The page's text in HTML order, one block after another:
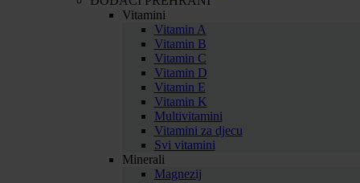
Vitamini
Vitamin A
Vitamin B
Vitamin C
Vitamin D
Vitamin E
Vitamin K
Multivitamini
Vitamini za djecu
Svi vitamini
Minerali
Magnezij